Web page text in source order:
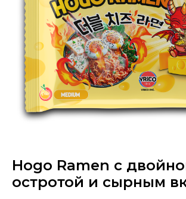
Hogo Ramen с
остротой и сырным